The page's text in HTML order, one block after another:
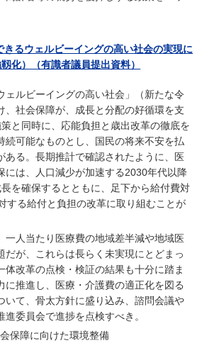
るウェルビーイングの高い社会の実現に
化）（有識者議員提出資料）
ェルビーイングの高い社会」（新たな令
、社会保障が、成長と分配の好循環を支
と同時に、応能負担と歳出改革の徹底を
続可能なものとし、国民の将来不安を払
ある。長期推計で確認されたように、医
には、人口減少が加速する2030年代以降
を確保するとともに、足下から給付費対
する給付と負担の改革に取り組むことが
一人当たり医療費の地域差半減や地域医
だが、これらは長らく未実現にとどまっ
体改革の点検・検証の結果も十分に踏ま
に推進し、医療・介護費の適正化を図る
いて、骨太方針に盛り込み、諮問会議や
委員会で進捗を点検すべき。
保障に向けた環境整備